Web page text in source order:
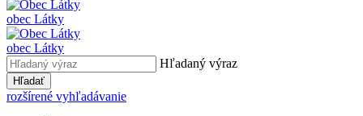
obec Látky
obec Látky
Hľadaný výraz
Hľadať
rozšírené vyhľadávanie